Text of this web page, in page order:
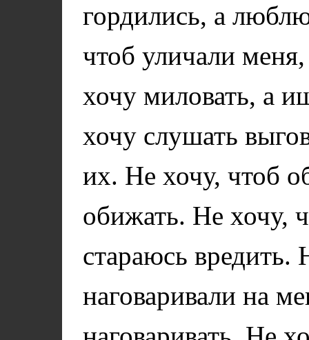
гордились, а
чтоб уличали
хочу миловать, а
хочу слушать
их. Не хочу, чтоб
обижать. Не хочу,
стараюсь вредить.
наговаривали на